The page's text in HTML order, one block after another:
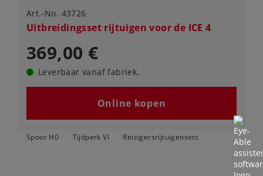
Art.-No. 43726
Uitbreidingsset rijtuigen voor de ICE 4
369,00 €
Leverbaar vanaf fabriek.
Online kopen
Spoor H0 Tijdperk VI Reizigersrijtuigensets